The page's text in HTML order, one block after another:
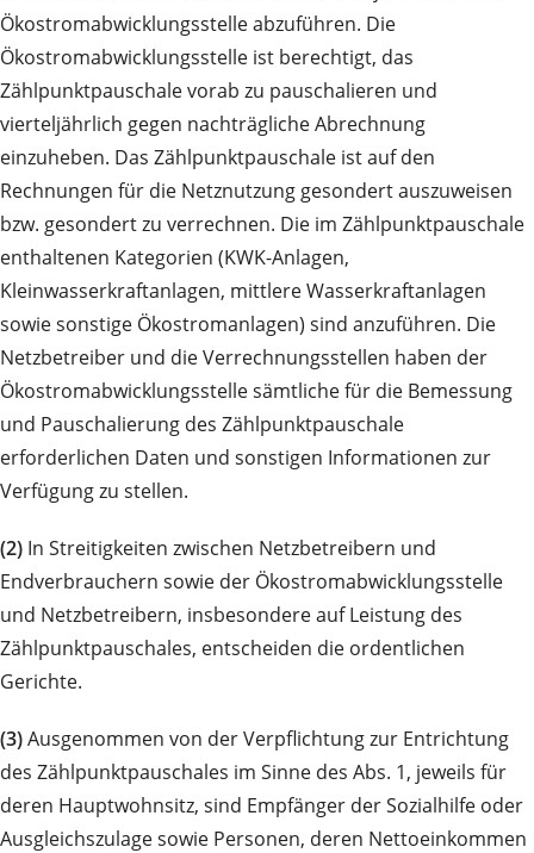
Ökostromabwicklungsstelle abzuführen. Die
Ökostromabwicklungsstelle ist berechtigt, das
Zählpunktpauschale vorab zu pauschalieren und
vierteljährlich gegen nachträgliche Abrechnung
einzuheben. Das Zählpunktpauschale ist auf den
Rechnungen für die Netznutzung gesondert auszuweisen
bzw. gesondert zu verrechnen. Die im Zählpunktpauschale
enthaltenen Kategorien (KWK-Anlagen,
Kleinwasserkraftanlagen, mittlere Wasserkraftanlagen
sowie sonstige Ökostromanlagen) sind anzuführen. Die
Netzbetreiber und die Verrechnungsstellen haben der
Ökostromabwicklungsstelle sämtliche für die Bemessung
und Pauschalierung des Zählpunktpauschale
erforderlichen Daten und sonstigen Informationen zur
Verfügung zu stellen.
(2) In Streitigkeiten zwischen Netzbetreibern und
Endverbrauchern sowie der Ökostromabwicklungsstelle
und Netzbetreibern, insbesondere auf Leistung des
Zählpunktpauschales, entscheiden die ordentlichen
Gerichte.
(3)Ausgenommen von der Verpflichtung zur Entrichtung
des Zählpunktpauschales im Sinne des Abs. 1, jeweils für
deren Hauptwohnsitz, sind Empfänger der Sozialhilfe oder
Ausgleichszulage sowie Personen, deren Nettoeinkommen